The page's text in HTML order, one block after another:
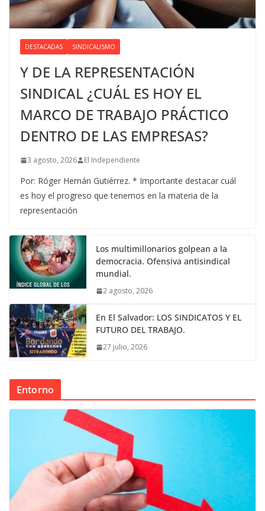
DESTACADAS SINDICALISMO
Y DE LA REPRESENTACIÓN
SINDICAL ¿CUÁL ES HOY EL
MARCO DE TRABAJO PRÁCTICO
DENTRO DE LAS EMPRESAS?
3 agosto, 2026 El Independiente
Por: Róger Hernán Gutiérrez. * Importante destacar cuál
es hoy el progreso que tenemos en la materia de la
representación
Los multimillonarios golpean a la
democracia. Ofensiva antisindical
mundial.
2 agosto, 2026
En El Salvador: LOS SINDICATOS Y EL
FUTURO DEL TRABAJO.
27 julio, 2026
Entorno